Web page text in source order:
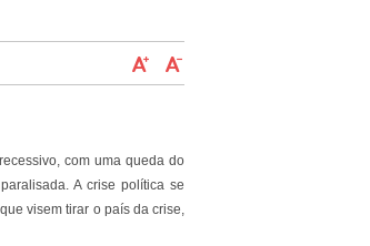
com uma queda do
A crise política se
visem tirar o país da crise,